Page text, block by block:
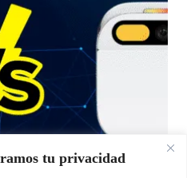
tu privacidad